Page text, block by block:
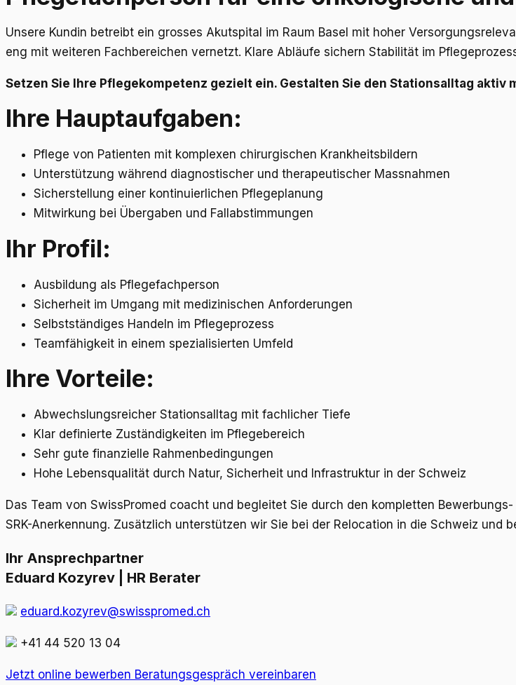
Unsere Kundin betreibt ein grosses Akutspital im Raum Basel mit hoher
eng mit weiteren Fachbereichen vernetzt. Klare Abläufe sichern Stabilität im
Setzen Sie Ihre Pflegekompetenz gezielt ein. Gestalten Sie den Stationsalltag aktiv
Ihre Hauptaufgaben:
Pflege von Patienten mit komplexen chirurgischen Krankheitsbildern
Unterstützung während diagnostischer und therapeutischer Massnahmen
Sicherstellung einer kontinuierlichen Pflegeplanung
Mitwirkung bei Übergaben und Fallabstimmungen
Ihr Profil:
Ausbildung als Pflegefachperson
Sicherheit im Umgang mit medizinischen Anforderungen
Selbstständiges Handeln im Pflegeprozess
Teamfähigkeit in einem spezialisierten Umfeld
Ihre Vorteile:
Abwechslungsreicher Stationsalltag mit fachlicher Tiefe
Klar definierte Zuständigkeiten im Pflegebereich
Sehr gute finanzielle Rahmenbedingungen
Hohe Lebensqualität durch Natur, Sicherheit und Infrastruktur in der Schweiz
Das Team von SwissPromed coacht und begleitet Sie durch den kompletten
SRK-Anerkennung. Zusätzlich unterstützen wir Sie bei der Relocation in die Schweiz und
Ihr Ansprechpartner
Eduard Kozyrev | HR Berater
eduard.kozyrev@swisspromed.ch
+41 44 520 13 04
Jetzt online bewerben Beratungsgespräch vereinbaren